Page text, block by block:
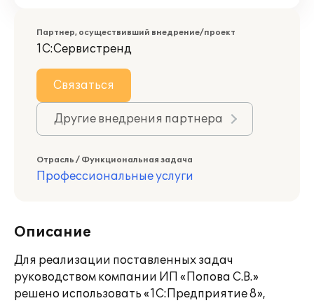
Партнер, осуществивший внедрение/проект
1С:Сервистренд
Связаться
Другие внедрения партнера
Отрасль / Функциональная задача
Профессиональные услуги
Описание
Для реализации поставленных задач
руководством компании ИП «Попова С.В.»
решено использовать «1С:Предприятие 8»,